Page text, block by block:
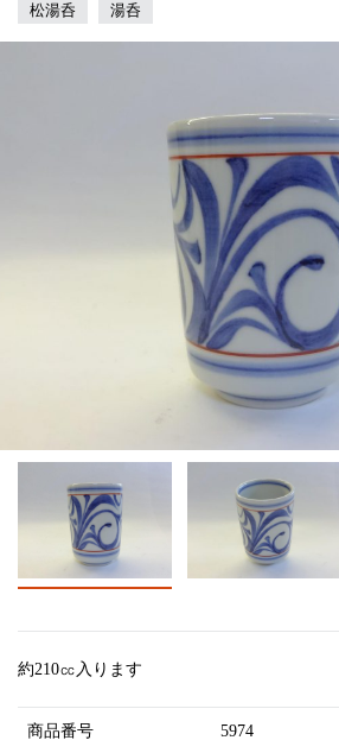
松湯呑 湯呑
約210㏄入ります
商品番号 5974